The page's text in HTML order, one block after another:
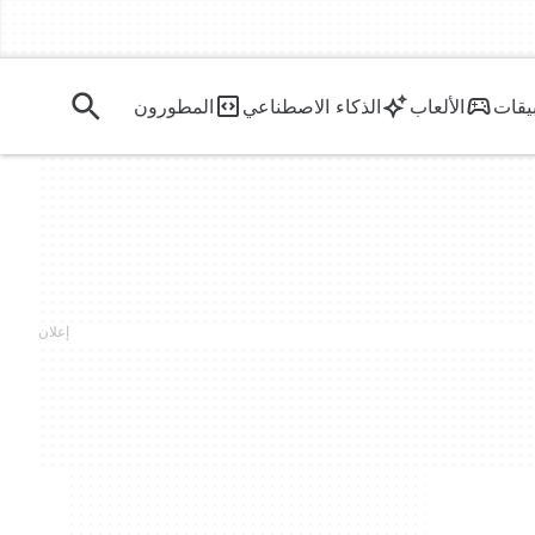
الألعاب الذكاء الاصطناعي المطورون